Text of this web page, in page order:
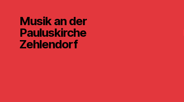
Musik an der
Pauluskirche
Zehlendorf